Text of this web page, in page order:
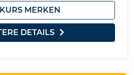
MERKEN
DETAILS